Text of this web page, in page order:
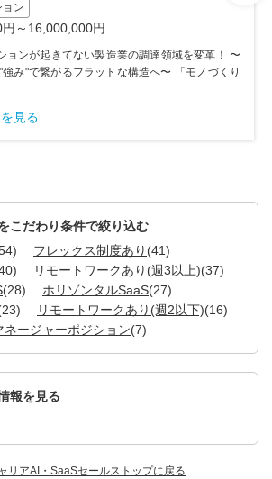
ン
～16,000,000円
ョンが起きてない製造業の調達領域を変革！ 〜
み"で繋がるフラットな構造へ〜 「モノづくり
見る
こだわり条件で絞り込む
フレックス制度あり (41)
リモートワークあり(週3以上)(37)
(28) ホリゾンタルSaaS(27)
リモートワークあり(週2以下)(16)
ネージャーポジション(7)
報を見る
リアAI・SaaSセールストップに戻る